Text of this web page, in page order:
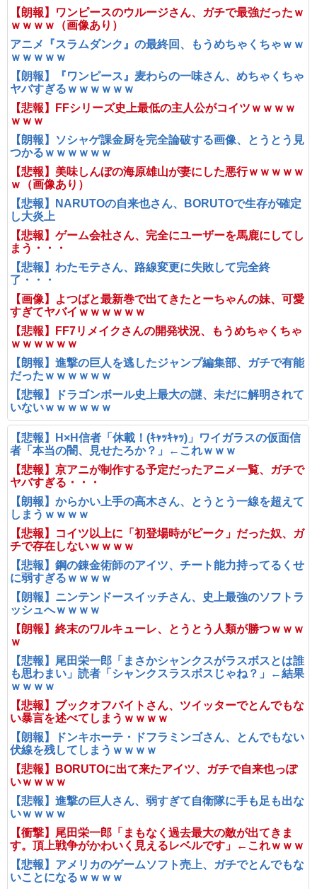
【朗報】ワンピースのウルージさん、ガチで最強だったｗ
ｗｗｗｗ（画像あり）
アニメ『スラムダンク』の最終回、もうめちゃくちゃｗｗ
ｗｗｗｗｗ
【朗報】『ワンピース』麦わらの一味さん、めちゃくちゃ
ヤバすぎるｗｗｗｗｗｗ
【悲報】FFシリーズ史上最低の主人公がコイツｗｗｗｗ
ｗｗｗ
【朗報】ソシャゲ課金厨を完全論破する画像、とうとう見
つかるｗｗｗｗｗｗ
【悲報】美味しんぼの海原雄山が妻にした悪行ｗｗｗｗｗ
ｗ（画像あり）
【悲報】NARUTOの自来也さん、BORUTOで生存が確定
し大炎上
【悲報】ゲーム会社さん、完全にユーザーを馬鹿にしてし
まう・・・
【悲報】わたモテさん、路線変更に失敗して完全終
了・・・
【画像】よつばと最新巻で出てきたとーちゃんの妹、可愛
すぎてヤバイｗｗｗｗｗｗ
【悲報】FF7リメイクさんの開発状況、もうめちゃくちゃ
ｗｗｗｗｗｗ
【朗報】進撃の巨人を逃したジャンプ編集部、ガチで有能
だったｗｗｗｗｗｗ
【悲報】ドラゴンボール史上最大の謎、未だに解明されて
いないｗｗｗｗｗｗ
【悲報】H×H信者「休載！(ｷｬｯｷｬｯ)」ワイガラスの仮面信
者「本当の闇、見せたろか？」←これｗｗｗ
【悲報】京アニが制作する予定だったアニメ一覧、ガチで
ヤバすぎる・・・
【朗報】からかい上手の高木さん、とうとう一線を超えて
しまうｗｗｗｗ
【悲報】コイツ以上に「初登場時がピーク」だった奴、ガ
チで存在しないｗｗｗｗ
【悲報】鋼の錬金術師のアイツ、チート能力持ってるくせ
に弱すぎるｗｗｗｗ
【朗報】ニンテンドースイッチさん、史上最強のソフトラ
ッシュへｗｗｗｗ
【朗報】終末のワルキューレ、とうとう人類が勝つｗｗｗ
ｗ
【悲報】尾田栄一郎「まさかシャンクスがラスボスとは誰
も思わまい」読者「シャンクスラスボスじゃね？」←結果
ｗｗｗｗ
【悲報】ブックオフバイトさん、ツイッターでとんでもな
い暴言を述べてしまうｗｗｗｗ
【朗報】ドンキホーテ・ドフラミンゴさん、とんでもない
伏線を残してしまうｗｗｗｗ
【悲報】BORUTOに出て来たアイツ、ガチで自来也っぽ
いｗｗｗｗ
【悲報】進撃の巨人さん、弱すぎて自衛隊に手も足も出な
いｗｗｗｗ
【衝撃】尾田栄一郎「まもなく過去最大の敵が出てきま
す。頂上戦争がかわいく見えるレベルです」←これｗｗｗ
【悲報】アメリカのゲームソフト売上、ガチでとんでもな
いことになるｗｗｗｗ